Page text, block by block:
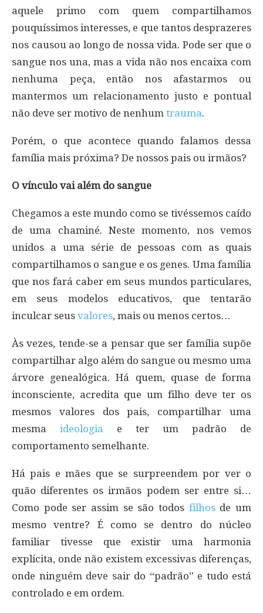
aquele primo com quem compartilhamos
pouquíssimos interesses, e que tantos desprazeres
nos causou ao longo de nossa vida. Pode ser que o
sangue nos una, mas a vida não nos encaixa com
nenhuma peça, então nos afastarmos ou
mantermos um relacionamento justo e pontual
não deve ser motivo de nenhum trauma.
Porém, o que acontece quando falamos dessa
família mais próxima? De nossos pais ou irmãos?
O vínculo vai além do sangue
Chegamos a este mundo como se tivéssemos caído
de uma chaminé. Neste momento, nos vemos
unidos a uma série de pessoas com as quais
compartilhamos o sangue e os genes. Uma família
que nos fará caber em seus mundos particulares,
em seus modelos educativos, que tentarão
inculcar seus valores, mais ou menos certos…
Às vezes, tende-se a pensar que ser família supõe
compartilhar algo além do sangue ou mesmo uma
árvore genealógica. Há quem, quase de forma
inconsciente, acredita que um filho deve ter os
mesmos valores dos pais, compartilhar uma
mesma ideologia e ter um padrão de
comportamento semelhante.
Há pais e mães que se surpreendem por ver o
quão diferentes os irmãos podem ser entre si…
Como pode ser assim se são todos filhos de um
mesmo ventre? É como se dentro do núcleo
familiar tivesse que existir uma harmonia
explícita, onde não existem excessivas diferenças,
onde ninguém deve sair do “padrão” e tudo está
controlado e em ordem.